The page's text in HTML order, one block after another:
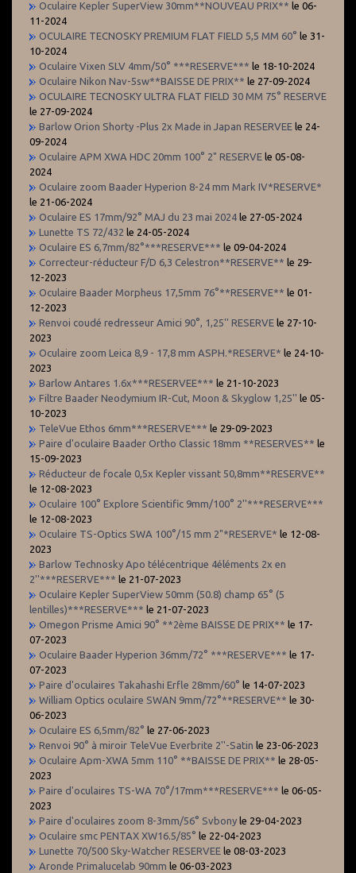
Oculaire Kepler SuperView 30mm**NOUVEAU PRIX** le 06-
11-2024
OCULAIRE TECNOSKY PREMIUM FLAT FIELD 5,5 MM 60° le 31-
10-2024
Oculaire Vixen SLV 4mm/50° ***RESERVE*** le 18-10-2024
Oculaire Nikon Nav-5sw**BAISSE DE PRIX** le 27-09-2024
OCULAIRE TECNOSKY ULTRA FLAT FIELD 30 MM 75° RESERVE
le 27-09-2024
Barlow Orion Shorty -Plus 2x Made in Japan RESERVEE le 24-
09-2024
Oculaire APM XWA HDC 20mm 100° 2" RESERVE le 05-08-
2024
Oculaire zoom Baader Hyperion 8-24 mm Mark IV*RESERVE*
le 21-06-2024
Oculaire ES 17mm/92° MAJ du 23 mai 2024 le 27-05-2024
Lunette TS 72/432 le 24-05-2024
Oculaire ES 6,7mm/82°***RESERVE*** le 09-04-2024
Correcteur-réducteur F/D 6,3 Celestron**RESERVE** le 29-
12-2023
Oculaire Baader Morpheus 17,5mm 76°**RESERVE** le 01-
12-2023
Renvoi coudé redresseur Amici 90°, 1,25'' RESERVE le 27-10-
2023
Oculaire zoom Leica 8,9 - 17,8 mm ASPH.*RESERVE* le 24-10-
2023
Barlow Antares 1.6x***RESERVEE*** le 21-10-2023
Filtre Baader Neodymium IR-Cut, Moon & Skyglow 1,25'' le 05-
10-2023
TeleVue Ethos 6mm***RESERVE*** le 29-09-2023
Paire d'oculaire Baader Ortho Classic 18mm **RESERVES** le
15-09-2023
Réducteur de focale 0,5x Kepler vissant 50,8mm**RESERVE**
le 12-08-2023
Oculaire 100° Explore Scientific 9mm/100° 2''***RESERVE***
le 12-08-2023
Oculaire TS-Optics SWA 100°/15 mm 2"*RESERVE* le 12-08-
2023
Barlow Technosky Apo télécentrique 4éléments 2x en
2''***RESERVE*** le 21-07-2023
Oculaire Kepler SuperView 50mm (50.8) champ 65° (5
lentilles)***RESERVE*** le 21-07-2023
Omegon Prisme Amici 90° **2ème BAISSE DE PRIX** le 17-
07-2023
Oculaire Baader Hyperion 36mm/72° ***RESERVE*** le 17-
07-2023
Paire d'oculaires Takahashi Erfle 28mm/60° le 14-07-2023
William Optics oculaire SWAN 9mm/72°**RESERVE** le 30-
06-2023
Oculaire ES 6,5mm/82° le 27-06-2023
Renvoi 90° à miroir TeleVue Everbrite 2''-Satin le 23-06-2023
Oculaire Apm-XWA 5mm 110° **BAISSE DE PRIX** le 28-05-
2023
Paire d'oculaires TS-WA 70°/17mm***RESERVE*** le 06-05-
2023
Paire d'oculaires zoom 8-3mm/56° Svbony le 29-04-2023
Oculaire smc PENTAX XW16.5/85° le 22-04-2023
Lunette 70/500 Sky-Watcher RESERVEE le 08-03-2023
Aronde Primalucelab 90mm le 06-03-2023